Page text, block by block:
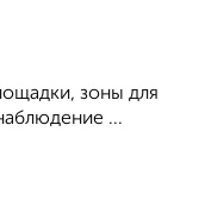
зоны для
...